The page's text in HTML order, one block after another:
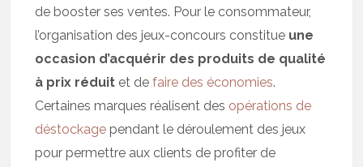
de booster ses ventes. Pour le consommateur,
l’organisation des jeux-concours constitue une
occasion d’acquérir des produits de qualité
à prix réduit et defaire des économies.
Certaines marques réalisent des opérations de
déstockage pendant le déroulement des jeux
pour permettre aux clients de profiter de